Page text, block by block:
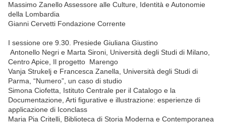
Massimo Zanello Assessore alle Culture, Identità e Autonomie
della Lombardia
Gianni Cervetti Fondazione Corrente
I sessione ore 9.30. Presiede Giuliana Giustino
Antonello Negri e Marta Sironi, Università degli Studi di Milano,
Centro Apice, Il progetto Marengo
Vanja Strukelj e Francesca Zanella, Università degli Studi di
Parma, “Numero”, un caso di studio
Simona Ciofetta, Istituto Centrale per il Catalogo e la
Documentazione, Arti figurative e illustrazione: esperienze di
applicazione di Iconclass
Maria Pia Critelli, Biblioteca di Storia Moderna e Contemporanea